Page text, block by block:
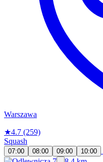
Warszawa
★4.7 (259)
Squash
07:00 08:00 09:00 10:00